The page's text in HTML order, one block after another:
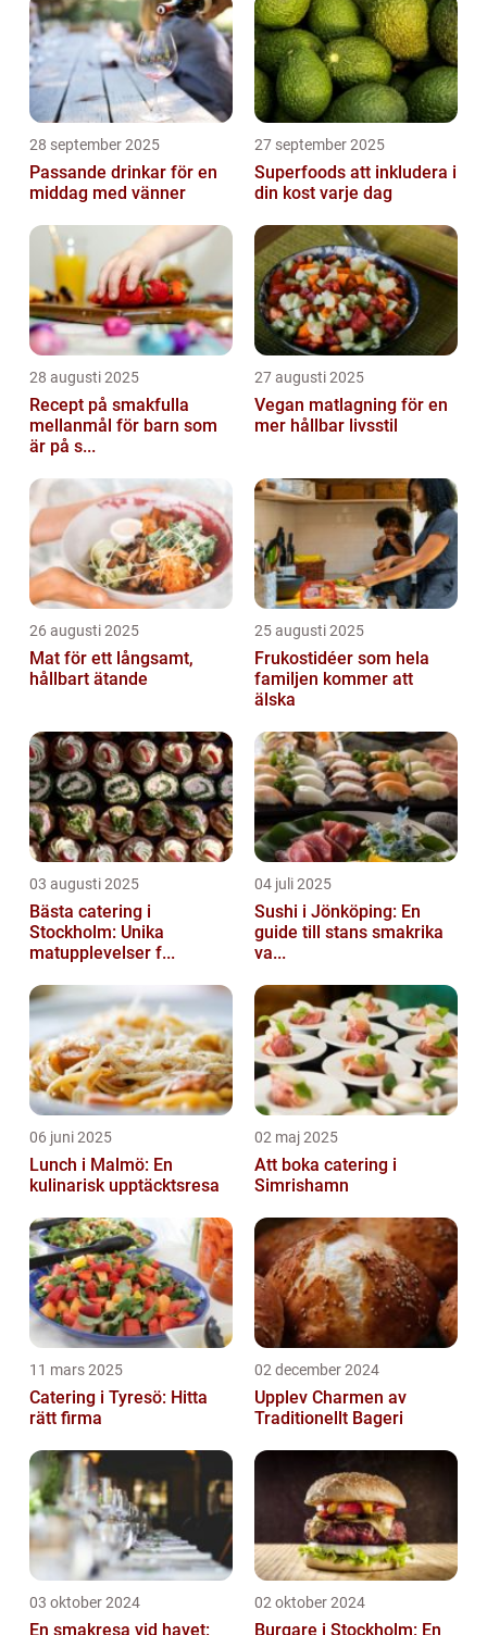
28 september 2025
Passande drinkar för en
middag med vänner
27 september 2025
Superfoods att inkludera i
din kost varje dag
28 augusti 2025
Recept på smakfulla
mellanmål för barn som
är på s...
27 augusti 2025
Vegan matlagning för en
mer hållbar livsstil
26 augusti 2025
Mat för ett långsamt,
hållbart ätande
25 augusti 2025
Frukostidéer som hela
familjen kommer att
älska
03 augusti 2025
Bästa catering i
Stockholm: Unika
matupplevelser f...
04 juli 2025
Sushi i Jönköping: En
guide till stans smakrika
va...
06 juni 2025
Lunch i Malmö: En
kulinarisk upptäcktsresa
02 maj 2025
Att boka catering i
Simrishamn
11 mars 2025
Catering i Tyresö: Hitta
rätt firma
02 december 2024
Upplev Charmen av
Traditionellt Bageri
03 oktober 2024
En smakresa vid havet:
02 oktober 2024
Burgare i Stockholm: En